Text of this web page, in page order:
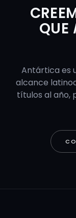
QUE
Antártica es
alcance
títulos al año,